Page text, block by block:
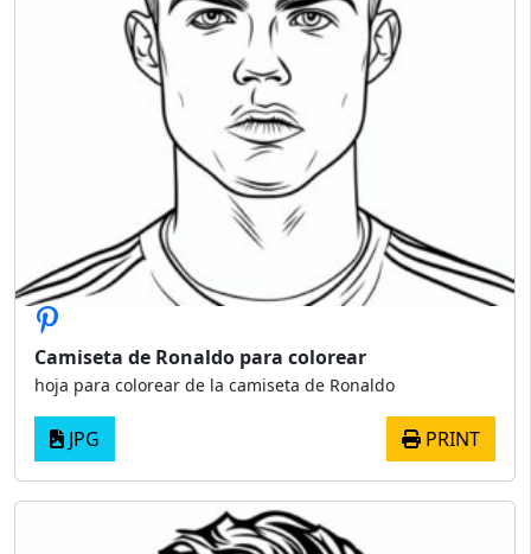
Camiseta de Ronaldo para colorear
hoja para colorear de la camiseta de Ronaldo
JPG PRINT